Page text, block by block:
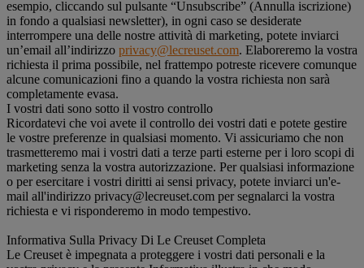
esempio, cliccando sul pulsante “Unsubscribe” (Annulla iscrizione)
in fondo a qualsiasi newsletter), in ogni caso se desiderate
interrompere una delle nostre attività di marketing, potete inviarci
un’email all’indirizzo privacy@lecreuset.com. Elaboreremo la vostra
richiesta il prima possibile, nel frattempo potreste ricevere comunque
alcune comunicazioni fino a quando la vostra richiesta non sarà
completamente evasa.
I vostri dati sono sotto il vostro controllo
Ricordatevi che voi avete il controllo dei vostri dati e potete gestire
le vostre preferenze in qualsiasi momento. Vi assicuriamo che non
trasmetteremo mai i vostri dati a terze parti esterne per i loro scopi di
marketing senza la vostra autorizzazione. Per qualsiasi informazione
o per esercitare i vostri diritti ai sensi privacy, potete inviarci un'e-
mail all'indirizzo privacy@lecreuset.com per segnalarci la vostra
richiesta e vi risponderemo in modo tempestivo.
Informativa Sulla Privacy Di Le Creuset Completa
Le Creuset è impegnata a proteggere i vostri dati personali e la